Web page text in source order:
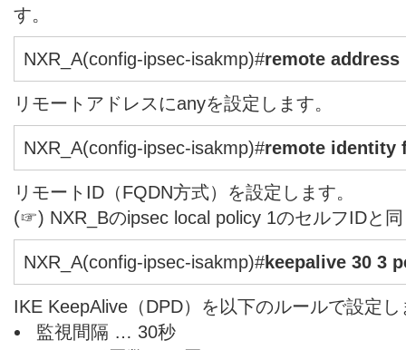
す。
NXR_A(config-ipsec-isakmp)#remote address
リモートアドレスにanyを設定します。
NXR_A(config-ipsec-isakmp)#remote identity
リモートID（FQDN方式）を設定します。
(☞) NXR_Bのipsec local policy 1のセルフIDと
NXR_A(config-ipsec-isakmp)#keepalive 30 3
IKE KeepAlive（DPD）を以下のルールで設定し
監視間隔 … 30秒